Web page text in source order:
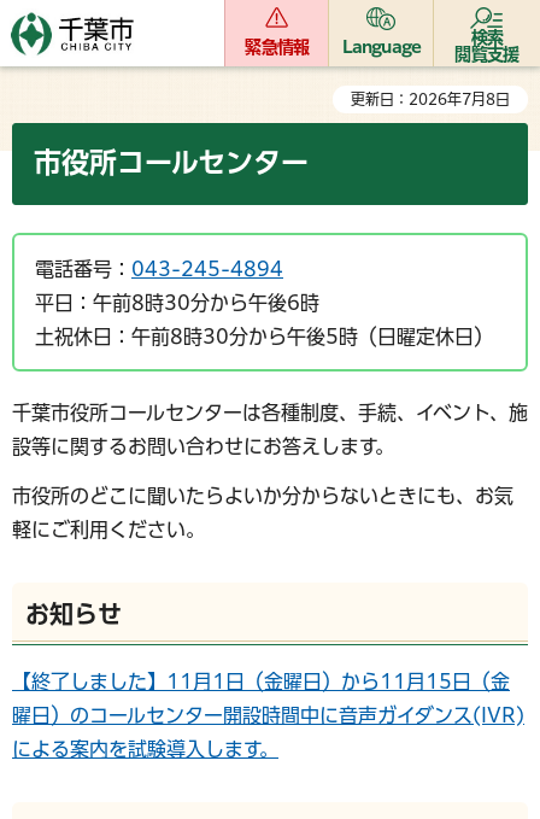
緊急情報 Language
検索
閲覧支援
更新日：2026年7月8日
市役所コールセンター
電話番号： 043-245-4894
平日：午前8時30分から午後6時
土祝休日：午前8時30分から午後5時（日曜定休日）
千葉市役所コールセンターは各種制度、手続、イベント、施
設等に関するお問い合わせにお答えします。
市役所のどこに聞いたらよいか分からないときにも、お気
軽にご利用ください。
お知らせ
【終了しました】11月1日（金曜日）から11月15日（金
曜日）のコールセンター開設時間中に音声ガイダンス(IVR)
による案内を試験導入します。